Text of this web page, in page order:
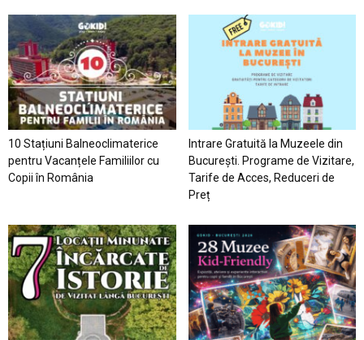
10 Stațiuni Balneoclimaterice
pentru Vacanțele Familiilor cu
Copii în România
Intrare Gratuită la Muzeele din
București. Programe de Vizitare,
Tarife de Acces, Reduceri de
Preț